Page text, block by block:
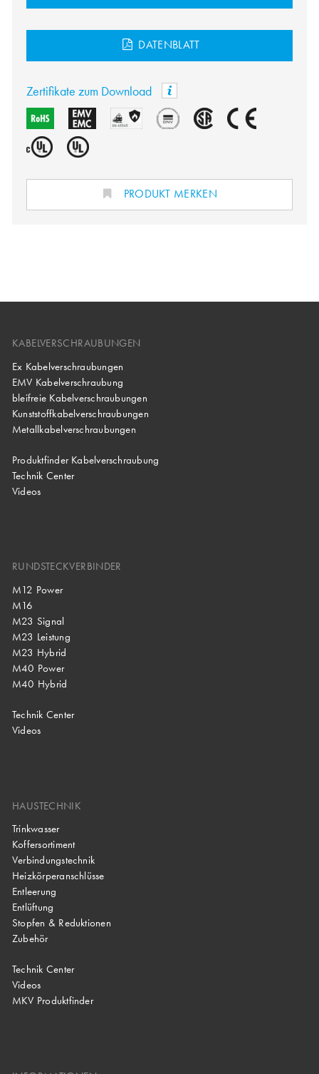
DATENBLATT
Zertifikate zum Download
PRODUKT MERKEN
KABELVERSCHRAUBUNGEN
Ex Kabelverschraubungen
EMV Kabelverschraubung
bleifreie Kabelverschraubungen
Kunststoffkabelverschraubungen
Metallkabelverschraubungen
Produktfinder Kabelverschraubung
Technik Center
Videos
RUNDSTECKVERBINDER
M12 Power
M16
M23 Signal
M23 Leistung
M23 Hybrid
M40 Power
M40 Hybrid
Technik Center
Videos
HAUSTECHNIK
Trinkwasser
Koffersortiment
Verbindungstechnik
Heizkörperanschlüsse
Entleerung
Entlüftung
Stopfen & Reduktionen
Zubehör
Technik Center
Videos
MKV Produktfinder